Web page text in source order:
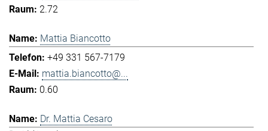
2.72
Mattia Biancotto
+49 331 567-7179
mattia.biancotto@...
0.60
Dr. Mattia Cesaro